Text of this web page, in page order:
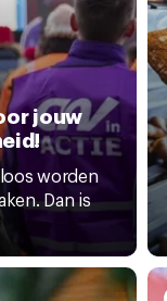
jouw
worden
Dan is